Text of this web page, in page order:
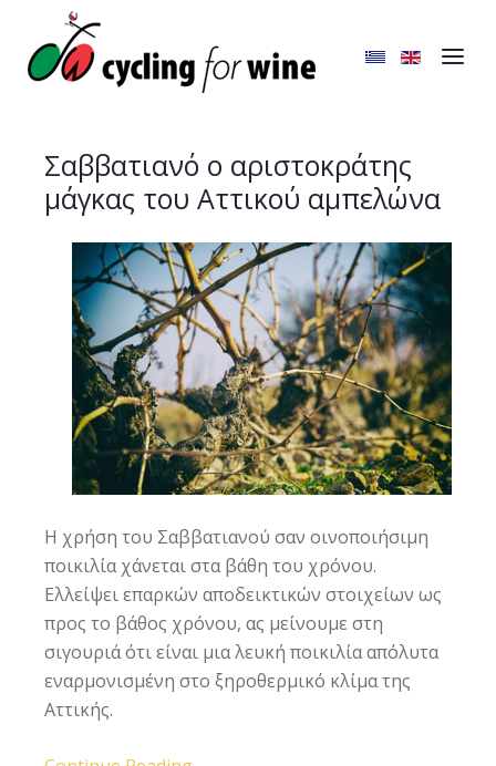
Σαββατιανό ο αριστοκράτης
μάγκας του Αττικού αμπελώνα
Η χρήση του Σαββατιανού σαν οινοποιήσιμη
ποικιλία χάνεται στα βάθη του χρόνου.
Ελλείψει επαρκών αποδεικτικών στοιχείων ως
προς το βάθος χρόνου, ας μείνουμε στη
σιγουριά ότι είναι μια λευκή ποικιλία απόλυτα
εναρμονισμένη στο ξηροθερμικό κλίμα της
Αττικής.